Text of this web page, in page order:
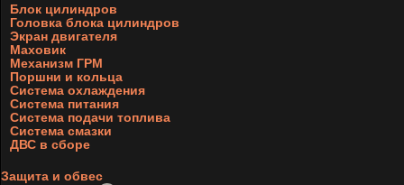
Блок цилиндров
Головка блока цилиндров
Экран двигателя
Маховик
Механизм ГРМ
Поршни и кольца
Система охлаждения
Система питания
Система подачи топлива
Система смазки
ДВС в сборе
Защита и обвес